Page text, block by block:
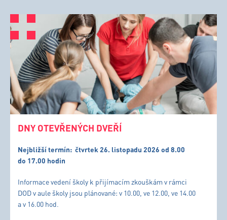
DNY OTEVŘENÝCH DVEŘÍ
Nejbližší termín: čtvrtek 26. listopadu 2026 od 8.00
do 17.00 hodin
Informace vedení školy k přijímacím zkouškám v rámci
DOD v aule školy jsou plánované: v 10.00, ve 12.00, ve 14.00
a v 16.00 hod.